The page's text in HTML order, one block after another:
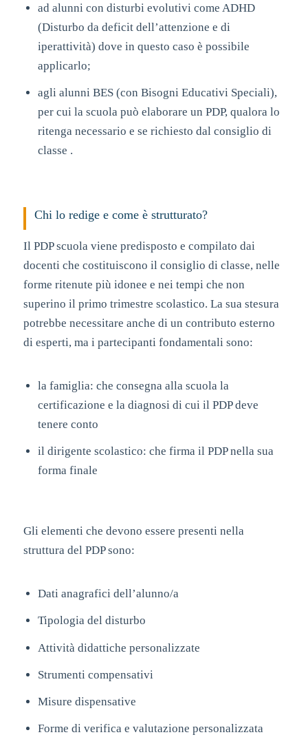
ad alunni con disturbi evolutivi come ADHD
(Disturbo da deficit dell’attenzione e di
iperattività) dove in questo caso è possibile
applicarlo;
agli alunni BES (con Bisogni Educativi Speciali),
per cui la scuola può elaborare un PDP, qualora lo
ritenga necessario e se richiesto dal consiglio di
classe .
Chi lo redige e come è strutturato?
Il PDP scuola viene predisposto e compilato dai
docenti che costituiscono il consiglio di classe, nelle
forme ritenute più idonee e nei tempi che non
superino il primo trimestre scolastico. La sua stesura
potrebbe necessitare anche di un contributo esterno
di esperti, ma i partecipanti fondamentali sono:
la famiglia: che consegna alla scuola la
certificazione e la diagnosi di cui il PDP deve
tenere conto
il dirigente scolastico: che firma il PDP nella sua
forma finale
Gli elementi che devono essere presenti nella
struttura del PDP sono:
Dati anagrafici dell’alunno/a
Tipologia del disturbo
Attività didattiche personalizzate
Strumenti compensativi
Misure dispensative
Forme di verifica e valutazione personalizzata